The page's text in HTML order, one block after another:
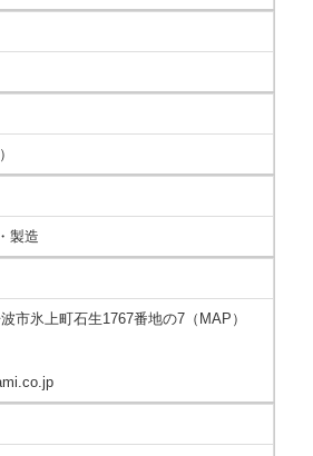
製造
市氷上町石生1767番地の7（MAP）